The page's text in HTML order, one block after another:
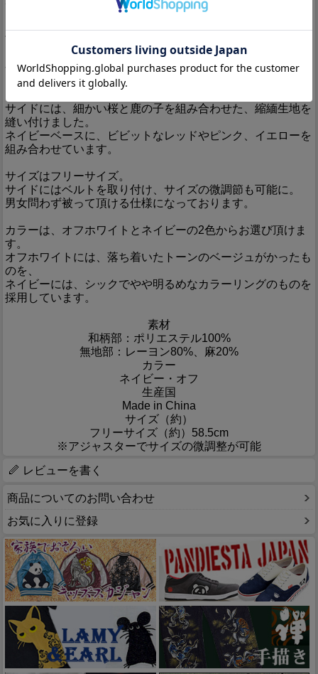
にかけて被りやすいデザインに仕上げました。
そこに覆い被さるような形で枝垂れ桜を描き、流水紋と組み
合わせました。
こちらは総刺繍でデザインされています。
サイドには、細かい桜と鹿の子を組み合わせた、縮緬生地を
縫い付けました。
ネイビーベースに、ビビットなレッドやピンク、イエローを
組み合わせています。
サイズはフリーサイズ。
サイドにはベルトを取り付け、サイズの微調節も可能に。
男女問わず被って頂ける仕様になっております。
カラーは、オフホワイトとネイビーの2色からお選び頂けま
す。
オフホワイトには、落ち着いたトーンのベージュがかったも
のを、
ネイビーには、シックでやや明るめなカラーリングのものを
採用しています。
素材
和柄部：ポリエステル100%
無地部：レーヨン80%、麻20%
カラー
ネイビー・オフ
生産国
Made in China
サイズ（約）
フリーサイズ（約）58.5cm
※アジャスターでサイズの微調整が可能
レビューを書く
商品についてのお問い合わせ
お気に入りに登録